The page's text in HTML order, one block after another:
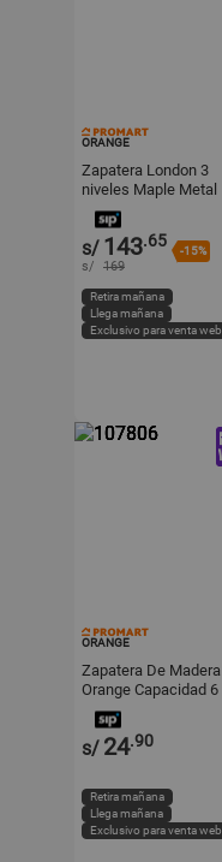
ORANGE
Zapatera London 3
niveles Maple Metal
Orange
s/ 143.65
-15%
s/ 169
Retira mañana
Llega mañana
Exclusivo para venta web
ORANGE
Zapatera De Madera
Orange Capacidad 6
Pares Marrón
60x32x25.50 cm
s/ 24.90
Retira mañana
Llega mañana
Exclusivo para venta web